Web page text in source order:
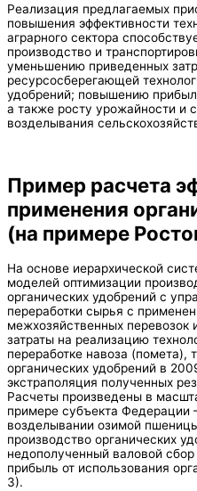
Реализация предлагаемых
повышения эффективности
аграрного сектора
производство и
уменьшению приведенных
ресурсосберегающей
удобрений; повышению
а также росту урожайности и
возделывания
Пример расчета
применения
(на примере
На основе иерархической
моделей оптимизации
органических удобрений с
переработки сырья с
межхозяйственных
затраты на реализацию
переработке навоза (помета),
органических удобрений в
экстраполяция полученных
Расчеты произведены в
примере субъекта Федерации
возделывании озимой
производство органических
недополученный валовой
прибыль от использования
3).